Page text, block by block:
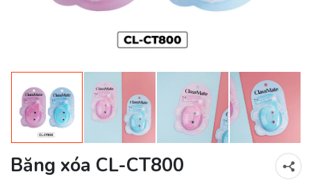
Băng xóa CL-CT800